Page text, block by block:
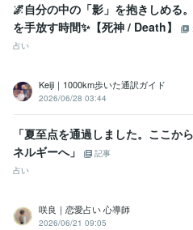
得意分野
占い タロット、オラクル、ルノル
自己肯定感
マインド セルフラブ
🌌自分の中の「影」を抱きしめる
を手放す時間✨【死神 / Death】
占い
Keiji｜1000km歩いた通訳ガイド
2026/06/28 03:44
「夏至点を通過しました。ここか
ネルギーへ」
記事
占い
咲良｜恋愛占い 心導師
2026/06/21 09:05